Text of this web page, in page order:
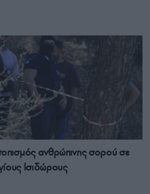
ανθρώπινης σορού σε
Ισιδώρους